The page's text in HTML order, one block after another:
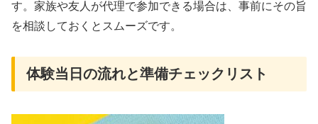
す。家族や友人が代理で参加できる場合は、事前にその旨
を相談しておくとスムーズです。
体験当日の流れと準備チェックリスト